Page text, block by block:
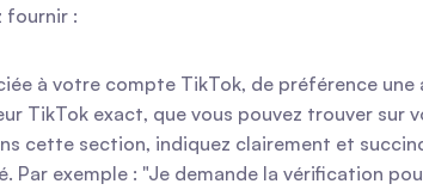
fournir :
à votre compte TikTok, de préférence
TikTok exact, que vous pouvez trouver
cette section, indiquez clairement et
Par exemple : "Je demande la vérification